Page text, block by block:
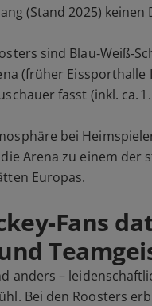
(Stand 2025) keinen
sind
(früher
fasst (inkl. ca.
bei
Arena zu einem der
Europas.
anders –
Bei den Roosters